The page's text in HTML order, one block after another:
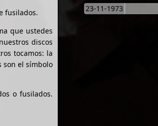
fusilados.
que ustedes
discos
tocamos: la
son el símbolo
o fusilados.
23-11-1973